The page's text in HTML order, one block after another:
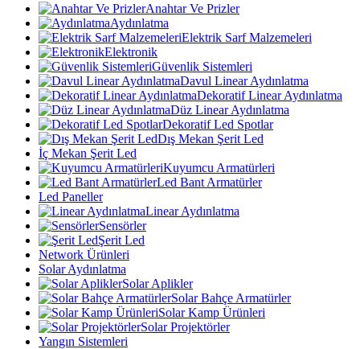
Anahtar Ve Prizler
Aydınlatma
Elektrik Sarf Malzemeleri
Elektronik
Güvenlik Sistemleri
Davul Linear Aydınlatma
Dekoratif Linear Aydınlatma
Düz Linear Aydınlatma
Dekoratif Led Spotlar
Dış Mekan Şerit Led
İç Mekan Şerit Led
Kuyumcu Armatürleri
Led Bant Armatürler
Led Paneller
Linear Aydınlatma
Sensörler
Şerit Led
Network Ürünleri
Solar Aydınlatma
Solar Aplikler
Solar Bahçe Armatürler
Solar Kamp Ürünleri
Solar Projektörler
Yangın Sistemleri